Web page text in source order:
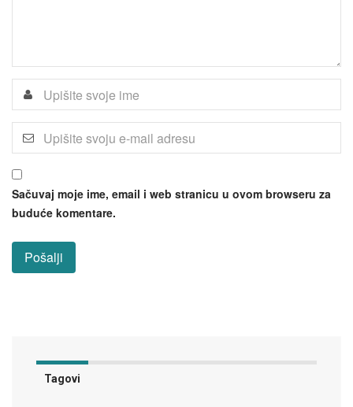
Sačuvaj moje ime, email i web stranicu u ovom browseru za
buduće komentare.
Tagovi